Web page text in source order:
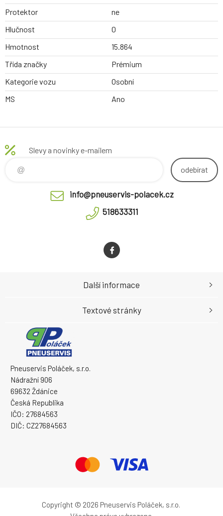
Protektor
ne
Hlučnost
0
Hmotnost
15.864
Třída značky
Prémium
Kategorie vozu
Osobní
MS
Ano
Slevy a novinky e-mailem
odebírat
info@pneuservis-polacek.cz
518633311
Pneuservis Poláček, s.r.o.
Nádražní 906
69632 Ždánice
Česká Republika
IČO: 27684563
DIČ: CZ27684563
Další informace
Textové stránky
Copyright © 2026 Pneuservis Poláček, s.r.o.